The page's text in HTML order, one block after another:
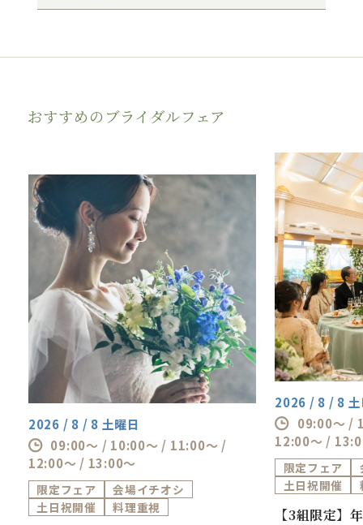
おすすめのブライダルフェア
2026 / 8 / 8 土曜日
09:00～ / 10:00～ / 11:00～ /
12:00～ / 13:00～
限定フェア
会場イチオシ
土日祝開催
料理重視
2026 / 8 / 8
09:00～ /
12:00～ /
限定フェア
土日祝開催
【3組限定】